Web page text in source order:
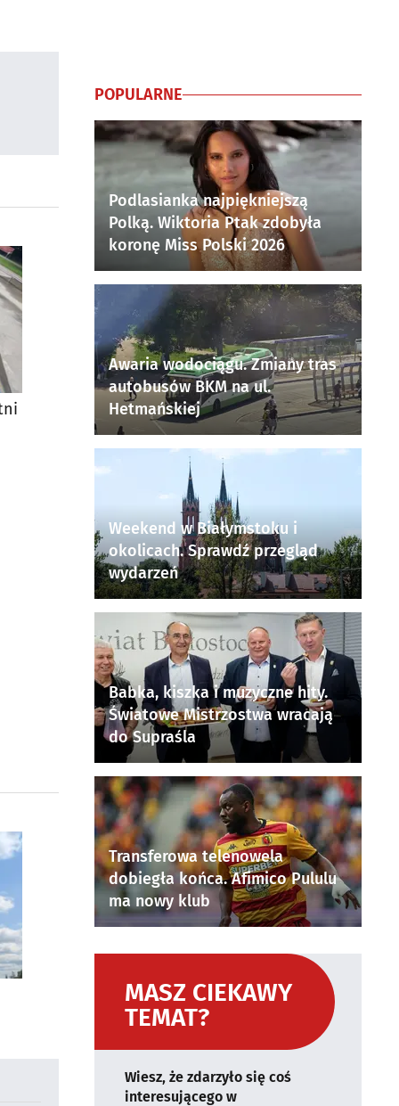
POPULARNE
Podlasianka najpiękniejszą
Polką. Wiktoria Ptak zdobyła
koronę Miss Polski 2026
Awaria wodociągu. Zmiany tras
autobusów BKM na ul.
Hetmańskiej
Weekend w Białymstoku i
okolicach. Sprawdź przegląd
wydarzeń
Babka, kiszka i muzyczne hity.
Światowe Mistrzostwa wracają
do Supraśla
Transferowa telenowela
dobiegła końca. Afimico Pululu
ma nowy klub
MASZ CIEKAWY
TEMAT?
Wiesz, że zdarzyło się coś
interesującego w